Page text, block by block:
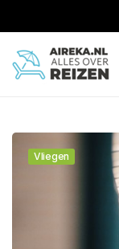
Vliegen